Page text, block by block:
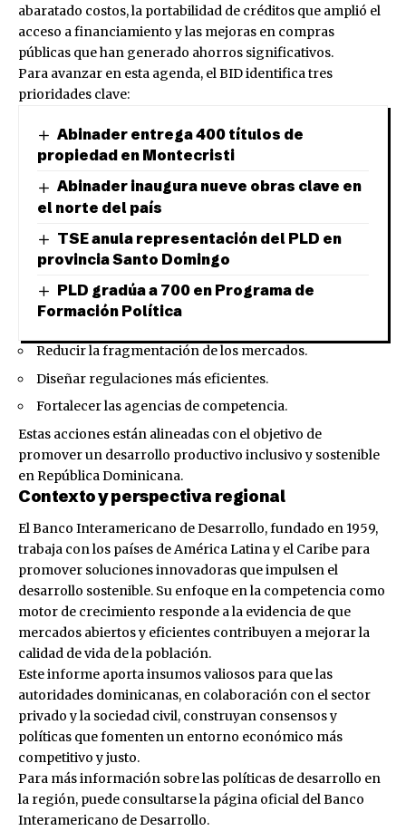
abaratado costos, la portabilidad de créditos que amplió el
acceso a financiamiento y las mejoras en compras
públicas que han generado ahorros significativos.
Para avanzar en esta agenda, el BID identifica tres
prioridades clave:
Abinader entrega 400 títulos de
propiedad en Montecristi
Abinader inaugura nueve obras clave en
el norte del país
TSE anula representación del PLD en
provincia Santo Domingo
PLD gradúa a 700 en Programa de
Formación Política
Reducir la fragmentación de los mercados.
Diseñar regulaciones más eficientes.
Fortalecer las agencias de competencia.
Estas acciones están alineadas con el objetivo de
promover un desarrollo productivo inclusivo y sostenible
en República Dominicana.
Contexto y perspectiva regional
El Banco Interamericano de Desarrollo, fundado en 1959,
trabaja con los países de América Latina y el Caribe para
promover soluciones innovadoras que impulsen el
desarrollo sostenible. Su enfoque en la competencia como
motor de crecimiento responde a la evidencia de que
mercados abiertos y eficientes contribuyen a mejorar la
calidad de vida de la población.
Este informe aporta insumos valiosos para que las
autoridades dominicanas, en colaboración con el sector
privado y la sociedad civil, construyan consensos y
políticas que fomenten un entorno económico más
competitivo y justo.
Para más información sobre las políticas de desarrollo en
la región, puede consultarse la página oficial delBanco
Interamericano de Desarrollo.